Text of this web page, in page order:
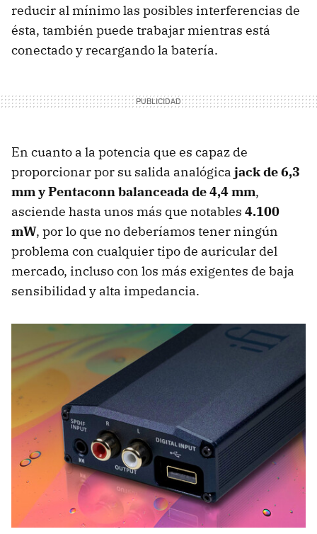
reducir al mínimo las posibles interferencias de
ésta, también puede trabajar mientras está
conectado y recargando la batería.
En cuanto a la potencia que es capaz de
proporcionar por su salida analógica jack de 6,3
mm y Pentaconn balanceada de 4,4 mm,
asciende hasta unos más que notables 4.100
mW, por lo que no deberíamos tener ningún
problema con cualquier tipo de auricular del
mercado, incluso con los más exigentes de baja
sensibilidad y alta impedancia.